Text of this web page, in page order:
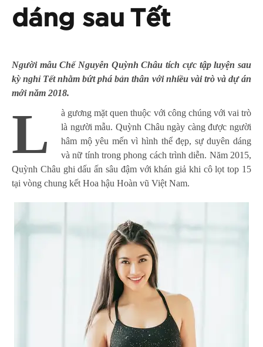
dáng sau Tết
Người mẫu Chế Nguyễn Quỳnh Châu tích cực tập luyện sau
kỳ nghỉ Tết nhằm bứt phá bản thân với nhiều vài trò và dự án
mới năm 2018.
L
à gương mặt quen thuộc với công chúng với vai trò
là người mẫu. Quỳnh Châu ngày càng được người
hâm mộ yêu mến vì hình thể đẹp, sự duyên dáng
và nữ tính trong phong cách trình diễn. Năm 2015,
Quỳnh Châu ghi dấu ấn sâu đậm với khán giả khi cô lọt top 15
tại vòng chung kết Hoa hậu Hoàn vũ Việt Nam.